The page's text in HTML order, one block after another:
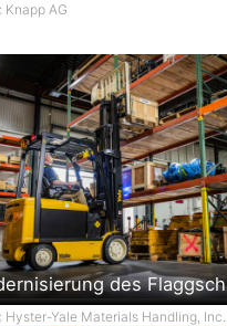
Knapp AG
des
Hyster-Yale Materials Handling, Inc.